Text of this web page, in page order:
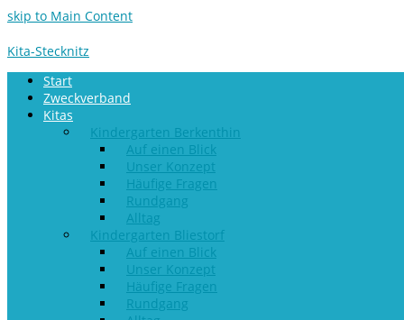
skip to Main Content
Kita-Stecknitz
Start
Zweckverband
Kitas
Kindergarten Berkenthin
Auf einen Blick
Unser Konzept
Häufige Fragen
Rundgang
Alltag
Kindergarten Bliestorf
Auf einen Blick
Unser Konzept
Häufige Fragen
Rundgang